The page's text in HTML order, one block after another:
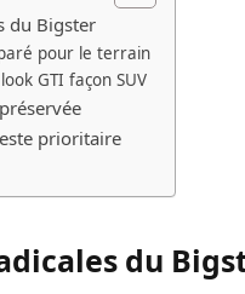
du Bigster
pour le terrain
GTI façon SUV
prioritaire
du